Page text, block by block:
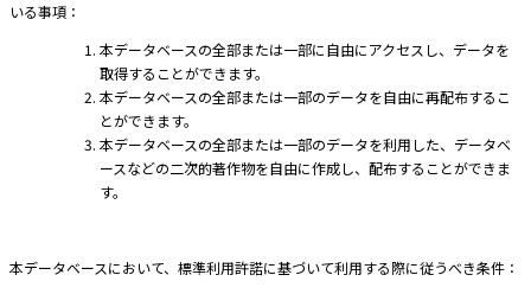
いる事項：
本データベースの全部または一部に自由にアクセスし、データを
取得することができます。
本データベースの全部または一部のデータを自由に再配布するこ
とができます。
本データベースの全部または一部のデータを利用した、データベ
ースなどの二次的著作物を自由に作成し、配布することができま
す。
本データベースにおいて、標準利用許諾に基づいて利用する際に従うべき条件：